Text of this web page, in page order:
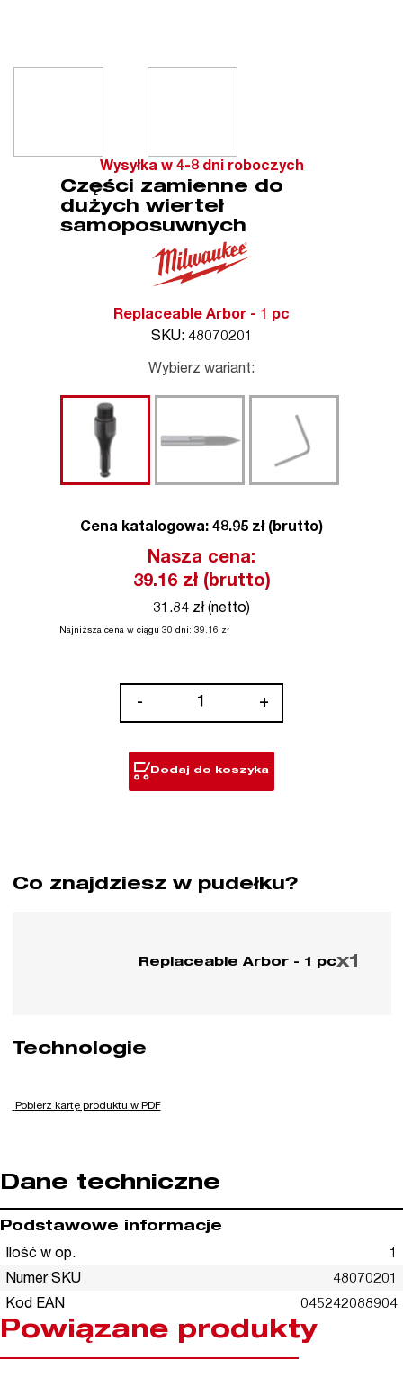
Wysyłka w 4-8 dni roboczych
Części zamienne do
dużych wierteł
samoposuwnych
Replaceable Arbor - 1 pc
SKU: 48070201
Wybierz wariant:
Cena katalogowa: 48.95 zł (brutto)
Nasza cena:
39.16zł (brutto)
31.84 zł (netto)
Najniższa cena w ciągu 30 dni: 39.16 zł
-
do
dużych
+
Dodaj do koszyka
Co znajdziesz w pudełku?
Replaceable Arbor - 1 pcx1
Technologie
Pobierz kartę produktu w PDF
Dane techniczne
Podstawowe informacje
Ilość w op.
1
Numer SKU
48070201
Kod EAN
045242088904
Powiązane produkty